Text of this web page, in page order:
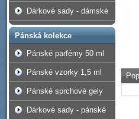
Dárkové sady - dámské
Pánská kolekce
Pánské parfémy 50 ml
Pánské vzorky 1,5 ml
Pánské sprchové gely
Dárkové sady - pánské